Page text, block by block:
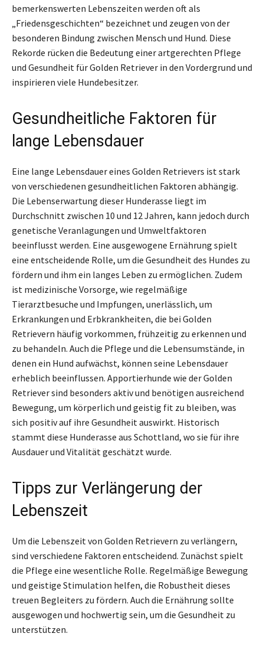
bemerkenswerten Lebenszeiten werden oft als
„Friedensgeschichten“ bezeichnet und zeugen von der
besonderen Bindung zwischen Mensch und Hund. Diese
Rekorde rücken die Bedeutung einer artgerechten Pflege
und Gesundheit für Golden Retriever in den Vordergrund und
inspirieren viele Hundebesitzer.
Gesundheitliche Faktoren für
lange Lebensdauer
Eine lange Lebensdauer eines Golden Retrievers ist stark
von verschiedenen gesundheitlichen Faktoren abhängig.
Die Lebenserwartung dieser Hunderasse liegt im
Durchschnitt zwischen 10 und 12 Jahren, kann jedoch durch
genetische Veranlagungen und Umweltfaktoren
beeinflusst werden. Eine ausgewogene Ernährung spielt
eine entscheidende Rolle, um die Gesundheit des Hundes zu
fördern und ihm ein langes Leben zu ermöglichen. Zudem
ist medizinische Vorsorge, wie regelmäßige
Tierarztbesuche und Impfungen, unerlässlich, um
Erkrankungen und Erbkrankheiten, die bei Golden
Retrievern häufig vorkommen, frühzeitig zu erkennen und
zu behandeln. Auch die Pflege und die Lebensumstände, in
denen ein Hund aufwächst, können seine Lebensdauer
erheblich beeinflussen. Apportierhunde wie der Golden
Retriever sind besonders aktiv und benötigen ausreichend
Bewegung, um körperlich und geistig fit zu bleiben, was
sich positiv auf ihre Gesundheit auswirkt. Historisch
stammt diese Hunderasse aus Schottland, wo sie für ihre
Ausdauer und Vitalität geschätzt wurde.
Tipps zur Verlängerung der
Lebenszeit
Um die Lebenszeit von Golden Retrievern zu verlängern,
sind verschiedene Faktoren entscheidend. Zunächst spielt
die Pflege eine wesentliche Rolle. Regelmäßige Bewegung
und geistige Stimulation helfen, die Robustheit dieses
treuen Begleiters zu fördern. Auch die Ernährung sollte
ausgewogen und hochwertig sein, um die Gesundheit zu
unterstützen.